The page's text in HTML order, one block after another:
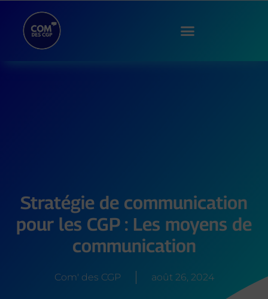
Stratégie de communication
pour les CGP : Les moyens de
communication
Com' des CGP août 26, 2024